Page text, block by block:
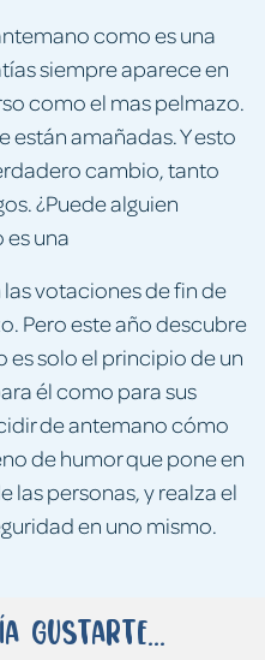
como es una
siempre aparece en
como el mas pelmazo.
están amañadas. Y esto
cambio, tanto
¿Puede alguien
una
votaciones de fin de
Pero este año descubre
es solo el principio de un
él como para sus
de antemano cómo
de humor que pone en
las personas, y realza el
en uno mismo.
gustarte...